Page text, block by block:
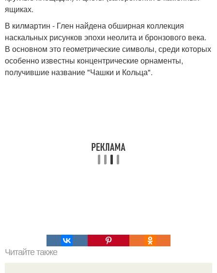
ящиках.
В килмартин - Глен найдена обширная коллекция
наскальных рисунков эпохи неолита и бронзового века.
В основном это геометрические символы, среди которых
особенно известны концентрические орнаменты,
получившие название "Чашки и Кольца".
Читайте также